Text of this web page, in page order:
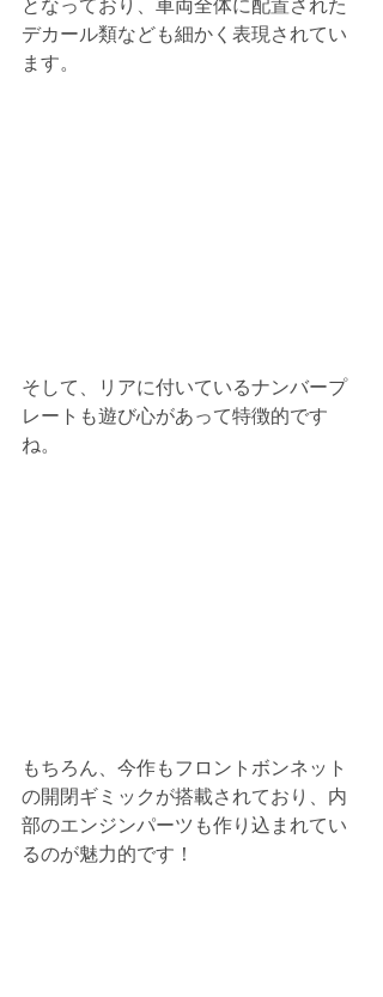
となっており、車両全体に配置された
デカール類なども細かく表現されてい
ます。
そして、リアに付いているナンバープ
レートも遊び心があって特徴的です
ね。
もちろん、今作もフロントボンネット
の開閉ギミックが搭載されており、内
部のエンジンパーツも作り込まれてい
るのが魅力的です！